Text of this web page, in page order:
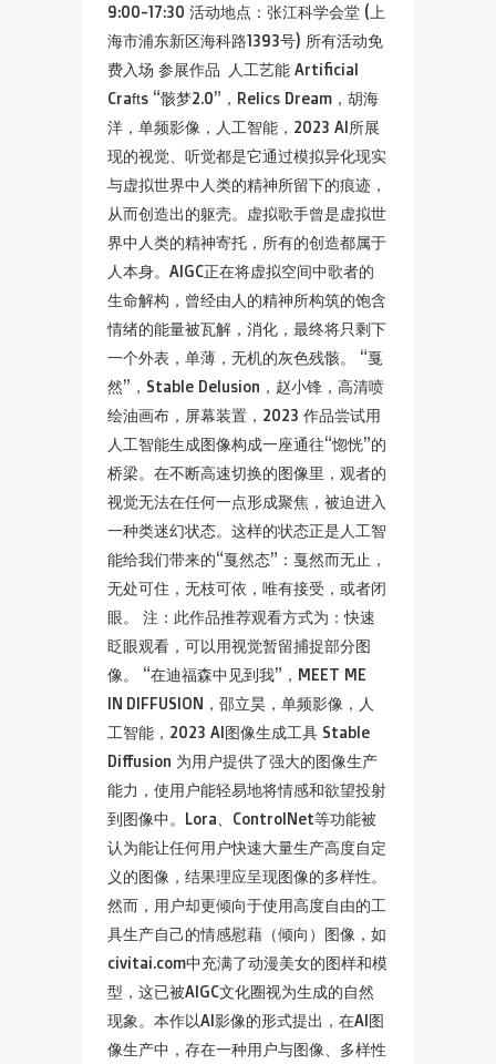
9:00-17:30 活动地点：张江科学会堂 (上
海市浦东新区海科路1393号) 所有活动免
费入场 参展作品 人工艺能 Artificial
Crafts “骸梦2.0”，Relics Dream，胡海
洋，单频影像，人工智能，2023 AI所展
现的视觉、听觉都是它通过模拟异化现实
与虚拟世界中人类的精神所留下的痕迹，
从而创造出的躯壳。虚拟歌手曾是虚拟世
界中人类的精神寄托，所有的创造都属于
人本身。AIGC正在将虚拟空间中歌者的
生命解构，曾经由人的精神所构筑的饱含
情绪的能量被瓦解，消化，最终将只剩下
一个外表，单薄，无机的灰色残骸。 “戛
然”，Stable Delusion，赵小锋，高清喷
绘油画布，屏幕装置，2023 作品尝试用
人工智能生成图像构成一座通往“惚恍”的
桥梁。在不断高速切换的图像里，观者的
视觉无法在任何一点形成聚焦，被迫进入
一种类迷幻状态。这样的状态正是人工智
能给我们带来的“戛然态”：戛然而无止，
无处可住，无枝可依，唯有接受，或者闭
眼。 注：此作品推荐观看方式为：快速
眨眼观看，可以用视觉暂留捕捉部分图
像。 “在迪福森中见到我”，MEET ME
IN DIFFUSION，邵立昊，单频影像，人
工智能，2023 AI图像生成工具 Stable
Diffusion 为用户提供了强大的图像生产
能力，使用户能轻易地将情感和欲望投射
到图像中。Lora、ControlNet等功能被
认为能让任何用户快速大量生产高度自定
义的图像，结果理应呈现图像的多样性。
然而，用户却更倾向于使用高度自由的工
具生产自己的情感慰藉（倾向）图像，如
civitai.com中充满了动漫美女的图样和模
型，这已被AIGC文化圈视为生成的自然
现象。本作以AI影像的形式提出，在AI图
像生产中，存在一种用户与图像、多样性